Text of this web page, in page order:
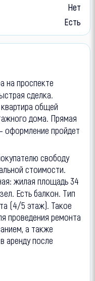
Нет
Есть
на проспекте
сделка.
общей
дома. Прямая
оформление пройдет
свободу
стоимости.
жилая площадь 34
Есть балкон. Тип
(4/5 этаж). Такое
проведения ремонта
а также
аренду после